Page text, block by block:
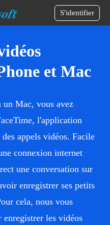
S'identifier
et Mac
un Mac, vous avez
l'application
appels vidéos. Facile
connexion internet
une conversation sur
enregistrer ses petits
cela, nous vous
enregistrer les vidéos